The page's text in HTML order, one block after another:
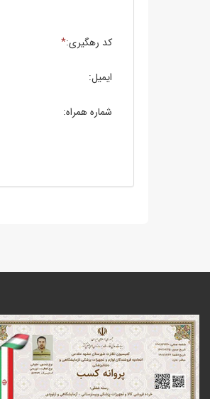
کد رهگیری:*
ایمیل:
شماره همراه: